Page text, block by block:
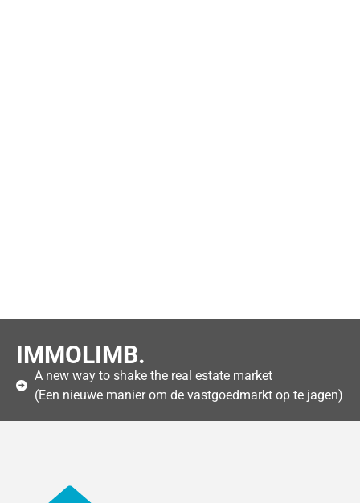
IMMOLIMB.
A new way to shake the real estate market
(Een nieuwe manier om de vastgoedmarkt op te jagen)